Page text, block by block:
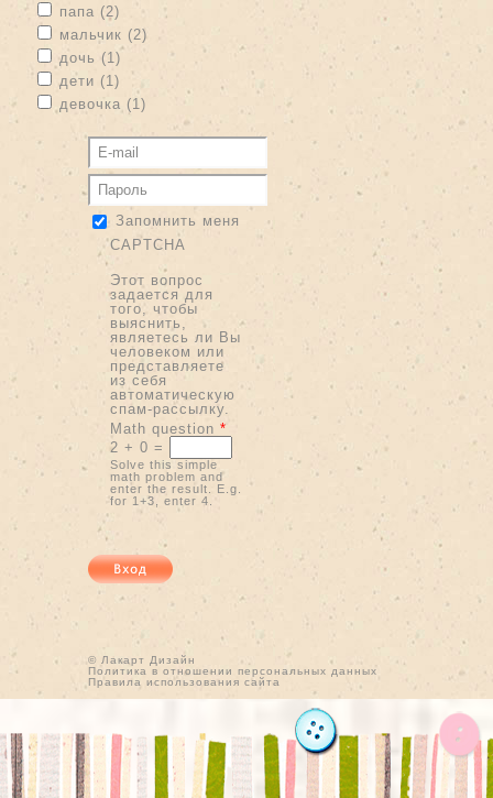
Apply папа filter
папа (2) Apply папа filter
Apply мальчик filter
мальчик (2)
Apply дочь filter
дочь (1) Apply дочь filter
Apply дети filter
дети (1) Apply дети filter
Apply девочка filter
девочка (1) Apply девочка filter
Запомнить меня
CAPTCHA
Этот вопрос
задается для
того, чтобы
выяснить,
являетесь ли Вы
человеком или
представляете
из себя
автоматическую
спам-рассылку.
Math question *
2 + 0 =
Solve this simple
math problem and
enter the result. E.g.
for 1+3, enter 4.
© Лакарт Дизайн
Политика в отношении персональных данных
Правила использования сайта